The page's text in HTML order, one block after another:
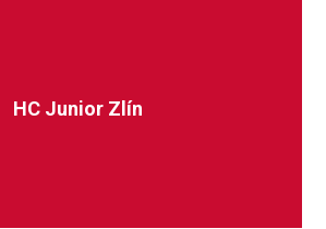
HC Junior Zlín